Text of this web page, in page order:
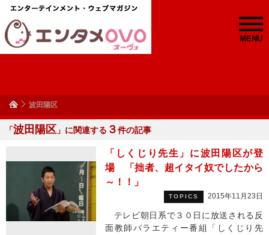
MENU
波田陽区
「波田陽区 」に関連する ３件の記事
「しくじり先生」に波田陽区が登
場 「拙者、超イタイ奴でしたから
～！！」
TOPICS 2015年11月23日
テレビ朝日系で３０日に放送される反
面教師バラエティー番組「しくじり先